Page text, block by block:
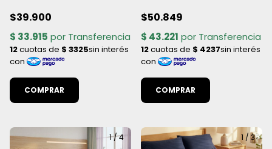
Mezcla de alg/pol.
$39.900
COMPRAR
Mezcla de alg./pol.
$50.849
COMPRAR
1/4 1 /3